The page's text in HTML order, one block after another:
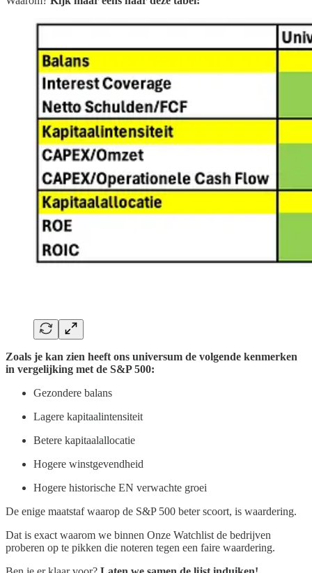
Zoals je kan zien heeft ons universum de volgende kenmerken
in vergelijking met de S&P 500:
Gezondere balans
Lagere kapitaalintensiteit
Betere kapitaalallocatie
Hogere winstgevendheid
Hogere historische EN verwachte groei
De enige maatstaf waarop de S&P 500 beter scoort, is waardering.
Dat is exact waarom we binnen Onze Watchlist de bedrijven
proberen op te pikken die noteren tegen een faire waardering.